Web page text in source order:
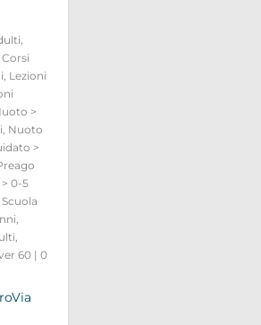
,
Corsi
, Lezioni
>
, Nuoto
>
0-5
Scuola
,
,
60 |0